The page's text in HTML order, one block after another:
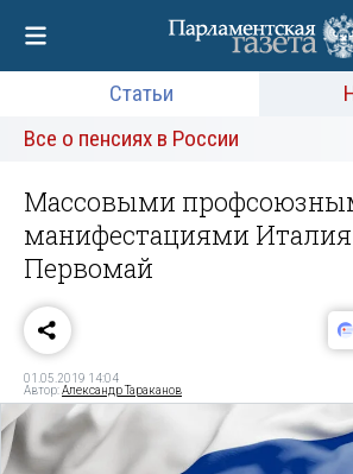
Статьи
Все о пенсиях в России
Массовыми
манифестациями
Первомай
01.05.2019 14:04
Автор:Александр Тараканов